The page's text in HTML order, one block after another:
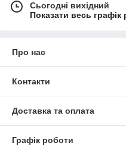
Сьогодні вихідний
Показати весь графік
Про нас
Контакти
Доставка та оплата
Графік роботи